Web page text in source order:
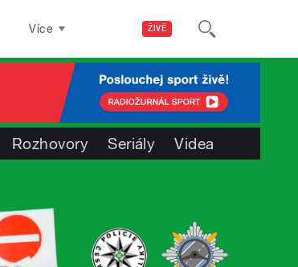
ŽIVĚ
Více
Rozhovory Seriály Videa